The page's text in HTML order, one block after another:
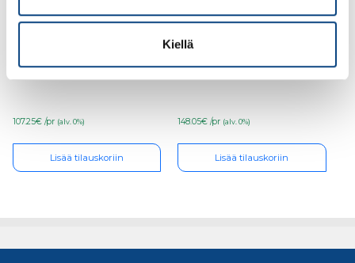
Kiellä
52137-313-92M
107.25€ /pr (alv. 0%)
Lisää tilauskoriin
Turvajalkine Sievi
S1P koko 42, 44-52363-
148.05€ /pr (alv. 0%)
Lisää tilauskoriin